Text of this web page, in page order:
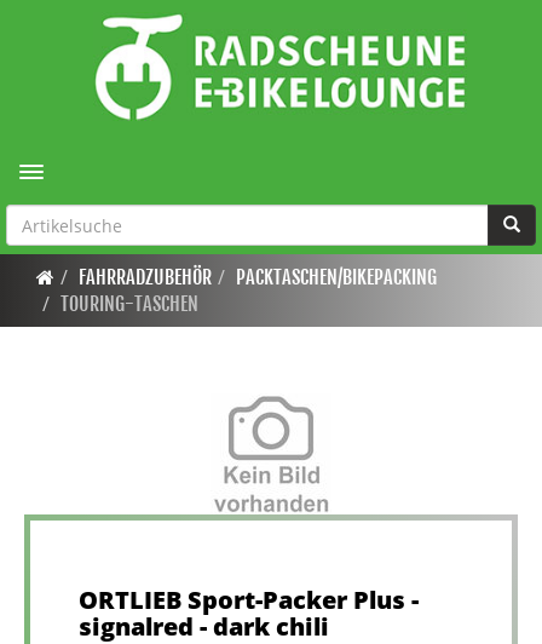
Toggle navigation
FAHRRADZUBEHÖR
PACKTASCHEN/BIKEPACKING
TOURING-TASCHEN
ORTLIEB Sport-Packer Plus -
signalred - dark chili